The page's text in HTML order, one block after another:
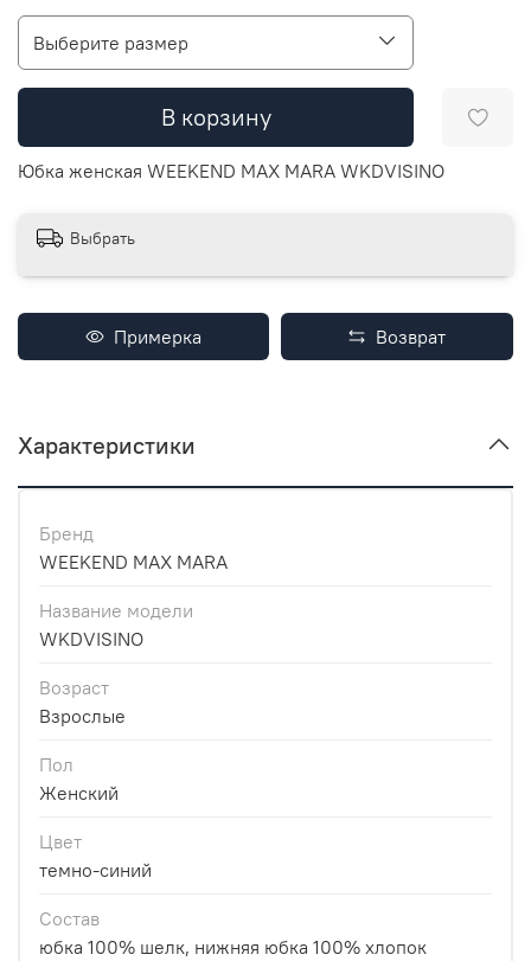
Выберите размер
В корзину
Юбка женская WEEKEND MAX MARA WKDVISINO
Выбрать
Примерка Возврат
Характеристики
Бренд
WEEKEND MAX MARA
Название модели
WKDVISINO
Возраст
Взрослые
Пол
Женский
Цвет
темно-синий
Состав
юбка 100% шелк, нижняя юбка 100% хлопок